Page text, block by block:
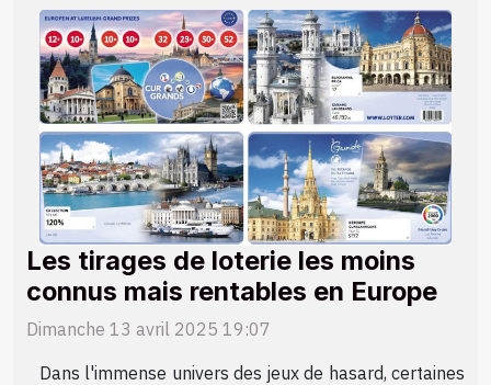
Les tirages de loterie les moins
connus mais rentables en Europe
Dimanche 13 avril 2025 19:07
Dans l'immense univers des jeux de hasard, certaines